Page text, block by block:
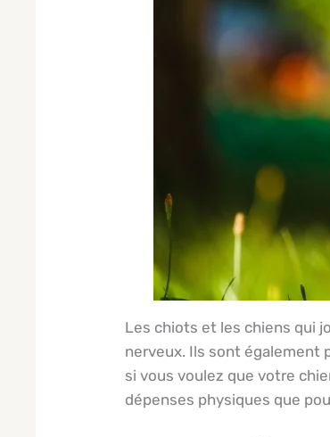
Les chiots et les chiens qui
nerveux. Ils sont également
si vous voulez que votre
dépenses physiques que